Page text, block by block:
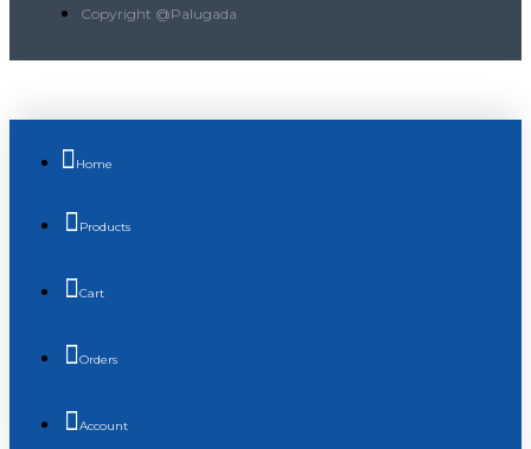
Copyright @Palugada
Home
Products
Cart
Orders
Account